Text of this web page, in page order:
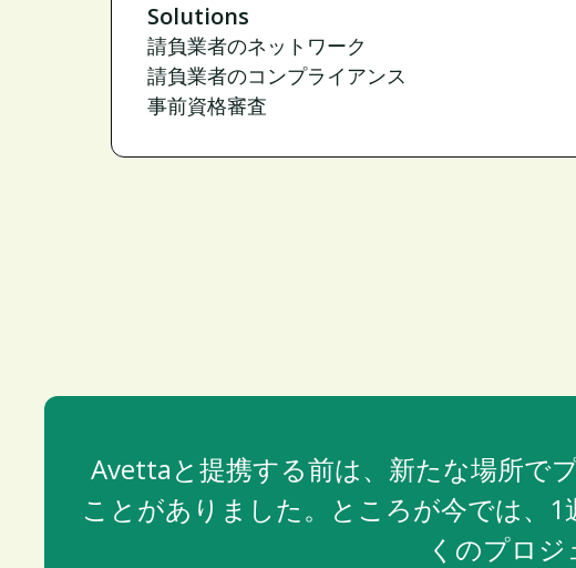
Solutions
請負業者のネットワーク
請負業者のコンプライアンス
事前資格審査
Avettaと提携する前は、新たな場所で
ことがありました。ところが今では、
くのプロ